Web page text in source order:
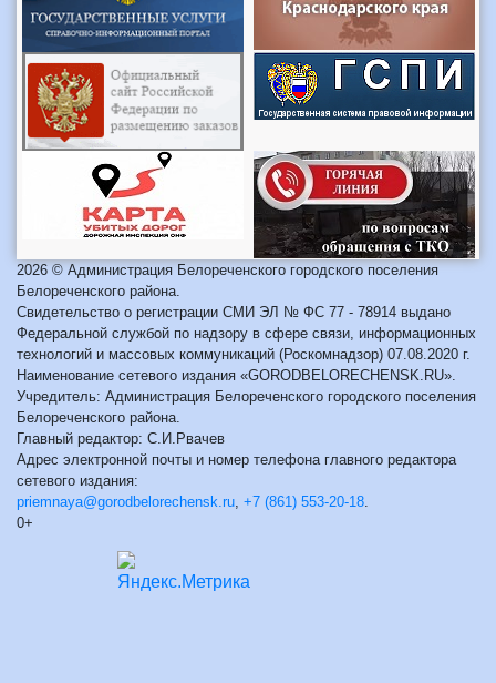
2026 © Администрация Белореченского городского поселения
Белореченского района.
Свидетельство о регистрации СМИ ЭЛ № ФС 77 - 78914 выдано
Федеральной службой по надзору в сфере связи, информационных
технологий и массовых коммуникаций (Роскомнадзор) 07.08.2020 г.
Наименование сетевого издания «GORODBELORECHENSK.RU».
Учредитель: Администрация Белореченского городского поселения
Белореченского района.
Главный редактор: С.И.Рвачев
Адрес электронной почты и номер телефона главного редактора
сетевого издания:
priemnaya@gorodbelorechensk.ru +7 (861) 553-20-18
0+